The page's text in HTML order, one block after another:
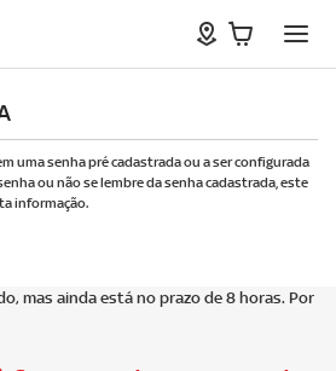
uma senha pré cadastrada ou a ser configurada
ou não se lembre da senha cadastrada, este
informação.